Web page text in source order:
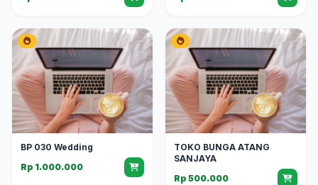
BP 030 Wedding
Rp 1.000.000
TOKO BUNGA ATANG
SANJAYA
Rp 500.000